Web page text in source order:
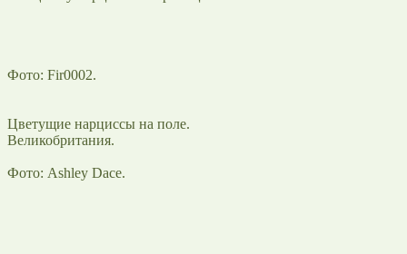
Фото: Fir0002.
Цветущие нарциссы на поле.
Великобритания.
Фото: Ashley Dace.